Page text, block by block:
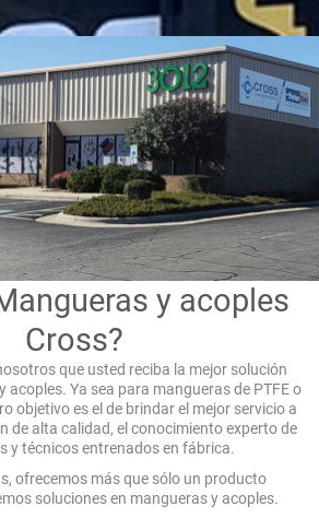
y acoples
Cross?
que usted reciba la mejor solución
acoples. Ya sea para mangueras de PTFE o
objetivo es el de brindar el mejor servicio a
de alta calidad, el conocimiento experto de
y técnicos entrenados en fábrica.
ofrecemos más que sólo un producto
soluciones en mangueras y acoples.